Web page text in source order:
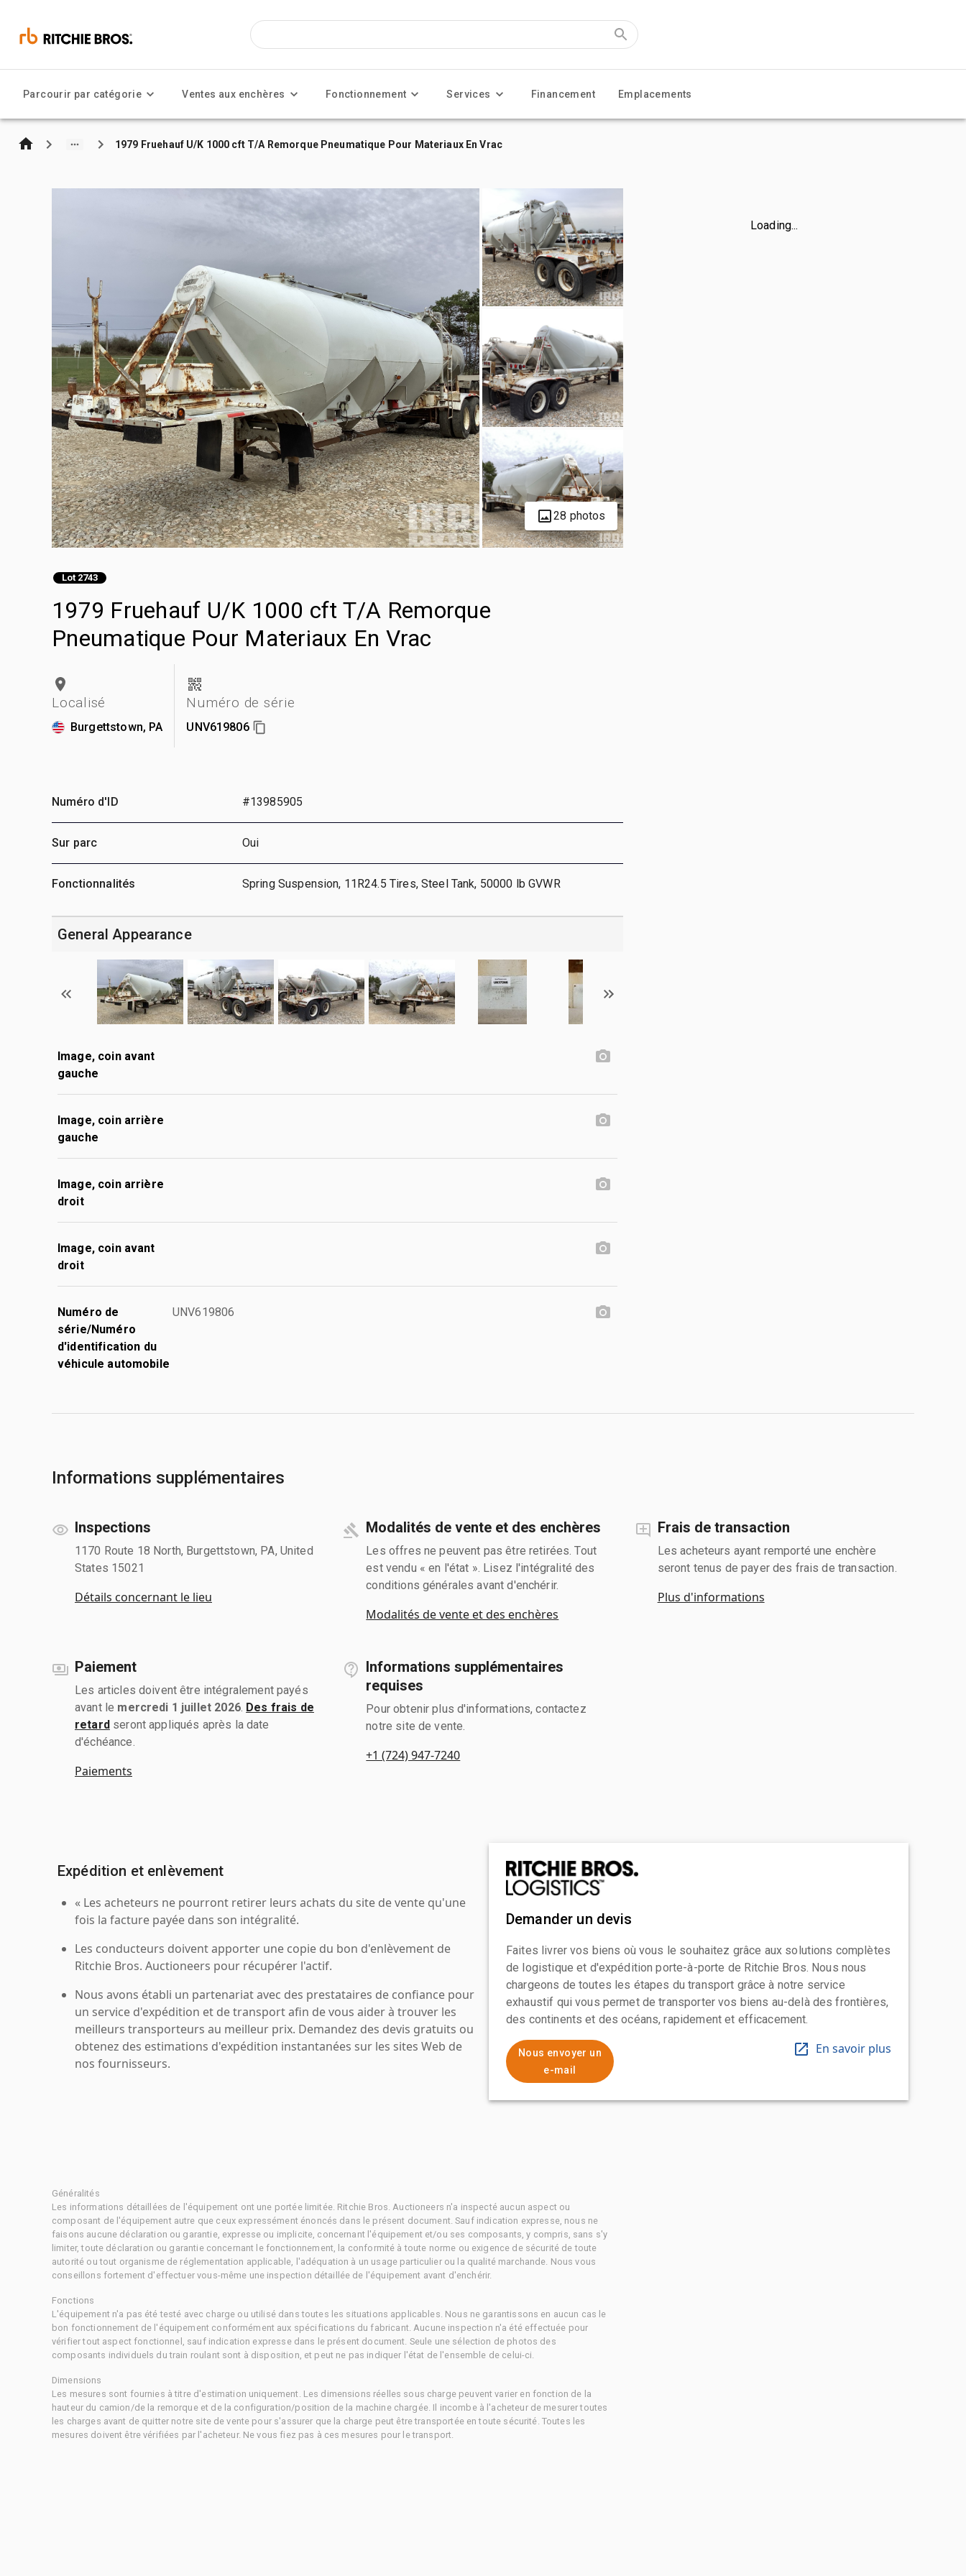
Parcourir par catégorie Ventes aux enchères Fonctionnement Services Financement Emplacements
1979 Fruehauf U/K 1000 cft T/A Remorque Pneumatique Pour Materiaux En Vrac
28 photos
Lot 2743
1979 Fruehauf U/K 1000 cft T/A Remorque
Pneumatique Pour Materiaux En Vrac
Localisé
Burgettstown, PA
Numéro de série
UNV619806
Loading...
Numéro d'ID #13985905
Sur parc Oui
Fonctionnalités Spring Suspension, 11R24.5 Tires, Steel Tank, 50000 lb GVWR
General Appearance
Image, coin avant
gauche
Image, coin arrière
gauche
Image, coin arrière
droit
Image, coin avant
droit
Numéro de
série/Numéro
d'identification du
véhicule automobile
UNV619806
Informations supplémentaires
Inspections
1170 Route 18 North, Burgettstown, PA, United
States 15021
Détails concernant le lieu
Modalités de vente et des enchères
Les offres ne peuvent pas être retirées. Tout
est vendu « en l'état ». Lisez l'intégralité des
conditions générales avant d'enchérir.
Modalités de vente et des enchères
Frais de transaction
Les acheteurs ayant remporté une enchère
seront tenus de payer des frais de transaction.
Plus d'informations
Paiement
Les articles doivent être intégralement payés
avant le mercredi 1 juillet 2026. Des frais de
retardseront appliqués après la date
d'échéance.
Paiements
Informations supplémentaires
requises
Pour obtenir plus d'informations, contactez
notre site de vente.
+1 (724) 947-7240
Expédition et enlèvement
« Les acheteurs ne pourront retirer leurs achats du site de vente qu'une
fois la facture payée dans son intégralité.
Les conducteurs doivent apporter une copie du bon d'enlèvement de
Ritchie Bros. Auctioneers pour récupérer l'actif.
Nous avons établi un partenariat avec des prestataires de confiance pour
un service d'expédition et de transport afin de vous aider à trouver les
meilleurs transporteurs au meilleur prix. Demandez des devis gratuits ou
obtenez des estimations d'expédition instantanées sur les sites Web de
nos fournisseurs.
Demander un devis
Faites livrer vos biens où vous le souhaitez grâce aux solutions complètes
de logistique et d'expédition porte-à-porte de Ritchie Bros. Nous nous
chargeons de toutes les étapes du transport grâce à notre service
exhaustif qui vous permet de transporter vos biens au-delà des frontières,
des continents et des océans, rapidement et efficacement.
Nous envoyer un
e-mail
En savoir plus
Généralités
Les informations détaillées de l'équipement ont une portée limitée. Ritchie Bros. Auctioneers n'a inspecté aucun aspect ou
composant de l'équipement autre que ceux expressément énoncés dans le présent document. Sauf indication expresse, nous ne
faisons aucune déclaration ou garantie, expresse ou implicite, concernant l'équipement et/ou ses composants, y compris, sans s'y
limiter, toute déclaration ou garantie concernant le fonctionnement, la conformité à toute norme ou exigence de sécurité de toute
autorité ou tout organisme de réglementation applicable, l'adéquation à un usage particulier ou la qualité marchande. Nous vous
conseillons fortement d'effectuer vous-même une inspection détaillée de l'équipement avant d'enchérir.
Fonctions
L'équipement n'a pas été testé avec charge ou utilisé dans toutes les situations applicables. Nous ne garantissons en aucun cas le
bon fonctionnement de l'équipement conformément aux spécifications du fabricant. Aucune inspection n'a été effectuée pour
vérifier tout aspect fonctionnel, sauf indication expresse dans le présent document. Seule une sélection de photos des
composants individuels du train roulant sont à disposition, et peut ne pas indiquer l'état de l'ensemble de celui-ci.
Dimensions
Les mesures sont fournies à titre d'estimation uniquement. Les dimensions réelles sous charge peuvent varier en fonction de la
hauteur du camion/de la remorque et de la configuration/position de la machine chargée. Il incombe à l'acheteur de mesurer toutes
les charges avant de quitter notre site de vente pour s'assurer que la charge peut être transportée en toute sécurité. Toutes les
mesures doivent être vérifiées par l'acheteur. Ne vous fiez pas à ces mesures pour le transport.